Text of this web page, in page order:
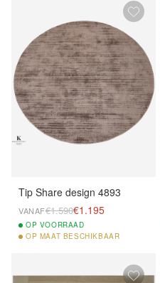
Tip Share design 4893
VANAF€1.590€1.195
OP VOORRAAD
OP MAAT BESCHIKBAAR